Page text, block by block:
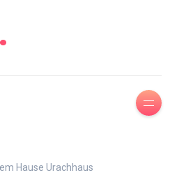
.
Hause Urachhaus